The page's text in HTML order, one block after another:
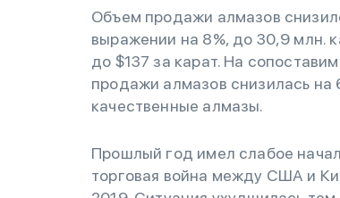
Объем продажи алмазов
выражении на 8%, до 30,9 млн.
до $137 за карат. На
продажи алмазов снизилась на
качественные алмазы.
Прошлый год имел слабое
торговая война между США и